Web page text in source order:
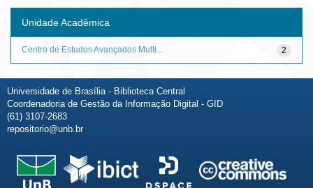
Unidade Acadêmica
2
Centro de Estudos Avançados Multi...
Universidade de Brasília - Biblioteca Central
Coordenadoria de Gestão da Informação Digital - GID
(61) 3107-2683
repositorio@unb.br